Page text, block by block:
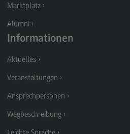
Modulangebot
Marktplatz
Alumni
Informationen
Aktuelles
Veranstaltungen
Ansprechpersonen
Wegbeschreibung